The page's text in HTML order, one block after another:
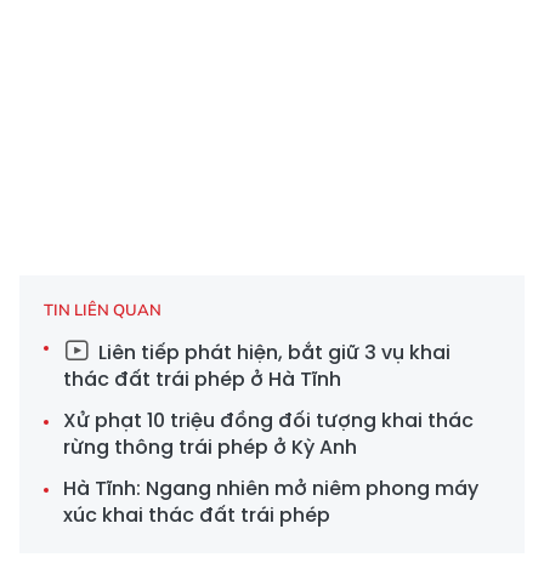
TIN LIÊN QUAN
Liên tiếp phát hiện, bắt giữ 3 vụ khai
thác đất trái phép ở Hà Tĩnh
Xử phạt 10 triệu đồng đối tượng khai thác
rừng thông trái phép ở Kỳ Anh
Hà Tĩnh: Ngang nhiên mở niêm phong máy
xúc khai thác đất trái phép